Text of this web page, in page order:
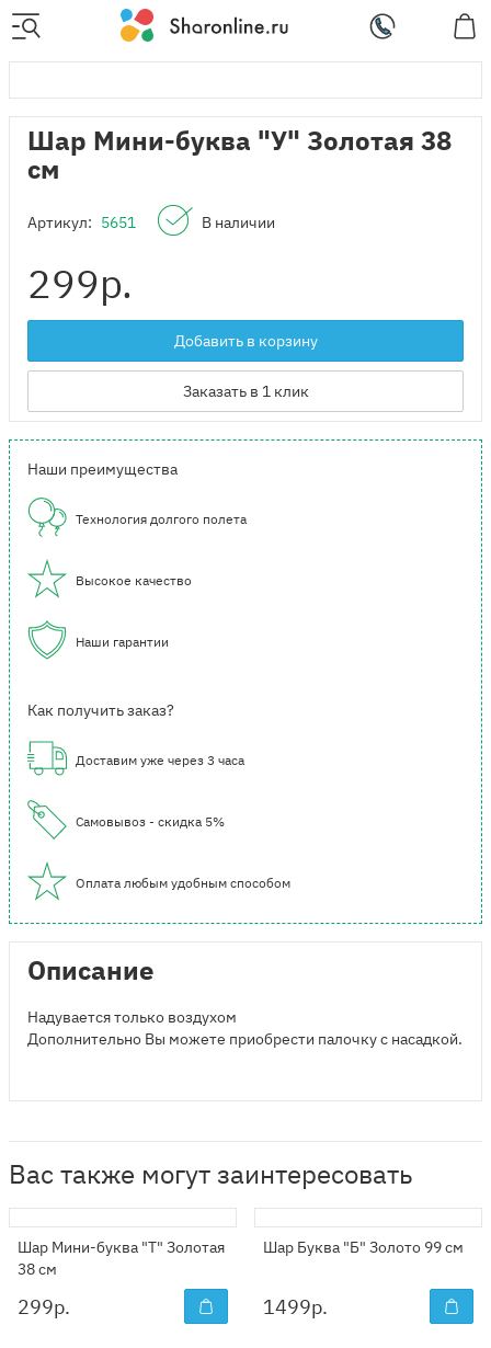
Шар Мини-буква "У" Золотая 38
см
Артикул: 5651 В наличии
299р.
Добавить в корзину
Заказать в 1 клик
Наши преимущества
Технология долгого полета
Высокое качество
Наши гарантии
Как получить заказ?
Доставим уже через 3 часа
Самовывоз - скидка 5%
Оплата любым удобным способом
Описание
Надувается только воздухом
Дополнительно Вы можете приобрести палочку с насадкой.
Вас также могут заинтересовать
Шар Мини-буква "Т" Золотая
38 см
299р.
Шар Буква "Б" Золото 99 см
1499р.